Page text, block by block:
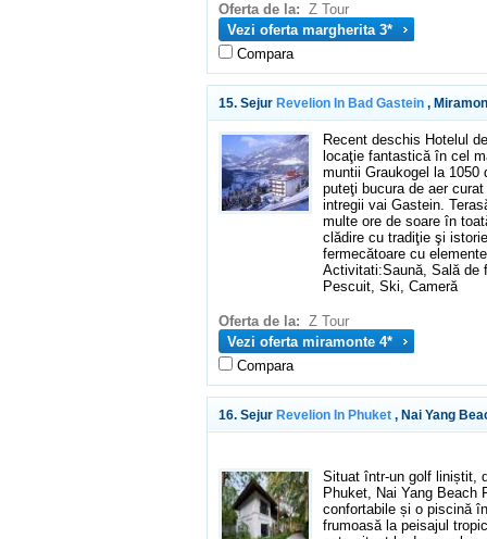
Oferta de la: Z Tour
Vezi oferta margherita 3*
Compara
15. Sejur Revelion In Bad Gastein ,
Recent deschis Hotelul
locaţie fantastică în cel
muntii Graukogel la 1050
puteţi bucura de aer
intregii vai Gastein.
multe ore de soare în
clădire cu tradiţie şi
fermecătoare cu
Activitati:Saună, Sală de
Pescuit, Ski, Cameră
Oferta de la: Z Tour
Vezi oferta miramonte 4*
Compara
16. Sejur Revelion In Phuket , Nai Yang
Situat într-un golf liniștit,
Phuket, Nai Yang Beach
confortabile și o piscină
frumoasă la peisajul